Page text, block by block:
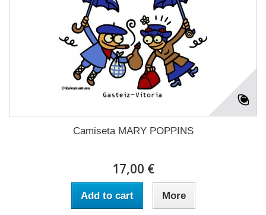
Camiseta MARY POPPINS
17,00 €
Add to cart More